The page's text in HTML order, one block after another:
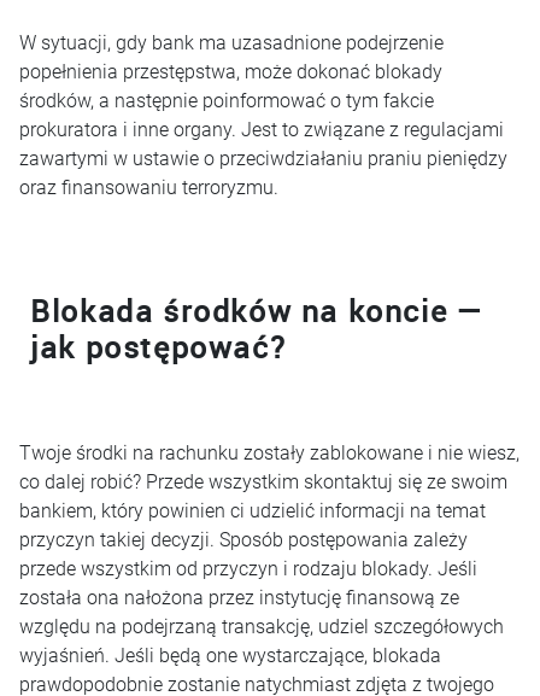
W sytuacji, gdy bank ma uzasadnione podejrzenie
popełnienia przestępstwa, może dokonać blokady
środków, a następnie poinformować o tym fakcie
prokuratora i inne organy. Jest to związane z regulacjami
zawartymi w ustawie o przeciwdziałaniu praniu pieniędzy
oraz finansowaniu terroryzmu.
Blokada środków na koncie —
jak postępować?
Twoje środki na rachunku zostały zablokowane i nie wiesz,
co dalej robić? Przede wszystkim skontaktuj się ze swoim
bankiem, który powinien ci udzielić informacji na temat
przyczyn takiej decyzji. Sposób postępowania zależy
przede wszystkim od przyczyn i rodzaju blokady. Jeśli
została ona nałożona przez instytucję finansową ze
względu na podejrzaną transakcję, udziel szczegółowych
wyjaśnień. Jeśli będą one wystarczające, blokada
prawdopodobnie zostanie natychmiast zdjęta z twojego